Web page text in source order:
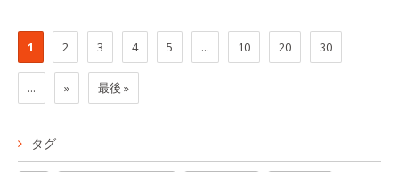
1 2 3 4 5 ... 10 20 30
... » 最後 »
タグ